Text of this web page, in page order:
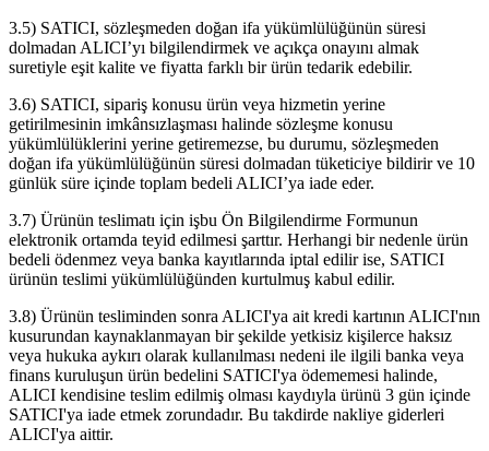
3.5) SATICI, sözleşmeden doğan ifa yükümlülüğünün süresi
dolmadan ALICI’yı bilgilendirmek ve açıkça onayını almak
suretiyle eşit kalite ve fiyatta farklı bir ürün tedarik edebilir.
3.6) SATICI, sipariş konusu ürün veya hizmetin yerine
getirilmesinin imkânsızlaşması halinde sözleşme konusu
yükümlülüklerini yerine getiremezse, bu durumu, sözleşmeden
doğan ifa yükümlülüğünün süresi dolmadan tüketiciye bildirir ve 10
günlük süre içinde toplam bedeli ALICI’ya iade eder.
3.7) Ürünün teslimatı için işbu Ön Bilgilendirme Formunun
elektronik ortamda teyid edilmesi şarttır. Herhangi bir nedenle ürün
bedeli ödenmez veya banka kayıtlarında iptal edilir ise, SATICI
ürünün teslimi yükümlülüğünden kurtulmuş kabul edilir.
3.8) Ürünün tesliminden sonra ALICI'ya ait kredi kartının ALICI'nın
kusurundan kaynaklanmayan bir şekilde yetkisiz kişilerce haksız
veya hukuka aykırı olarak kullanılması nedeni ile ilgili banka veya
finans kuruluşun ürün bedelini SATICI'ya ödememesi halinde,
ALICI kendisine teslim edilmiş olması kaydıyla ürünü 3 gün içinde
SATICI'ya iade etmek zorundadır. Bu takdirde nakliye giderleri
ALICI'ya aittir.